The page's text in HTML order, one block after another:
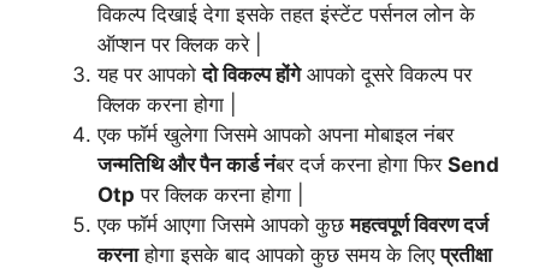
विकल्प दिखाई देगा इसके तहत इंस्टेंट पर्सनल लोन के
ऑप्शन पर क्लिक करे |
यह पर आपकोदो विकल्प होंगेआपको दूसरे विकल्प पर
क्लिक करना होगा |
एक फॉर्म खुलेगा जिसमे आपको अपना मोबाइल नंबर
जन्मतिथि और पैन कार्ड नंबर दर्ज करना होगा फिर Send
Otp पर क्लिक करना होगा |
एक फॉर्म आएगा जिसमे आपको कुछमहत्वपूर्ण विवरण दर्ज
करनाहोगा इसके बाद आपको कुछ समय के लिएप्रतीक्षा